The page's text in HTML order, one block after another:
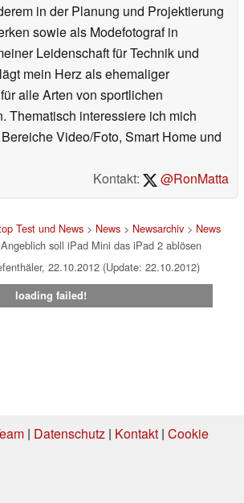
in der Planung und Projektierung
sowie als Modefotograf in
Leidenschaft für Technik und
mein Herz als ehemaliger
alle Arten von sportlichen
Thematisch interessiere ich mich
Video/Foto, Smart Home und
Kontakt:
@RonMatta
Test und News> News> Newsarchiv> News
soll iPad Mini das iPad 2 ablösen
22.10.2012 (Update: 22.10.2012)
loading failed!
| Datenschutz| Kontakt| Cookie